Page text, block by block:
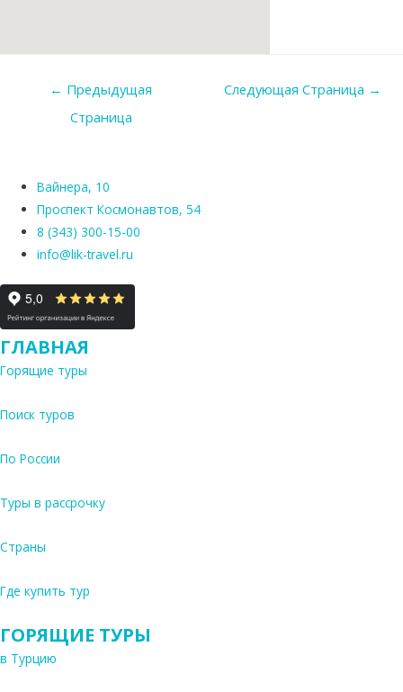
Навигация
← Предыдущая
Страница
Следующая Страница →
Вайнера, 10
Проспект Космонавтов, 54
8 (343) 300-15-00
info@lik-travel.ru
ГЛАВНАЯ
Горящие туры
Поиск туров
По России
Туры в рассрочку
Страны
Где купить тур
ГОРЯЩИЕ ТУРЫ
в Турцию